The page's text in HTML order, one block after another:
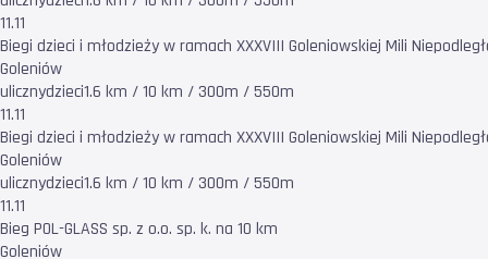
11.11
Biegi dzieci i młodzieży w ramach XXXVIII Goleniowskiej Mili
Goleniów
ulicznydzieci1.6 km / 10 km / 300m / 550m
11.11
Biegi dzieci i młodzieży w ramach XXXVIII Goleniowskiej Mili
Goleniów
ulicznydzieci1.6 km / 10 km / 300m / 550m
11.11
Bieg POL-GLASS sp. z o.o. sp. k. na 10 km
Goleniów